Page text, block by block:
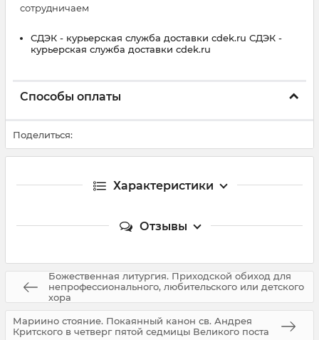
сотрудничаем
СДЭК - курьерская служба доставки cdek.ru СДЭК -
курьерская служба доставки cdek.ru
Способы оплаты
Поделиться:
Характеристики
Отзывы
Божественная литургия. Приходской обиход для
непрофессионального, любительского или детского
хора
Мариино стояние. Покаянный канон св. Андрея
Критского в четверг пятой седмицы Великого поста